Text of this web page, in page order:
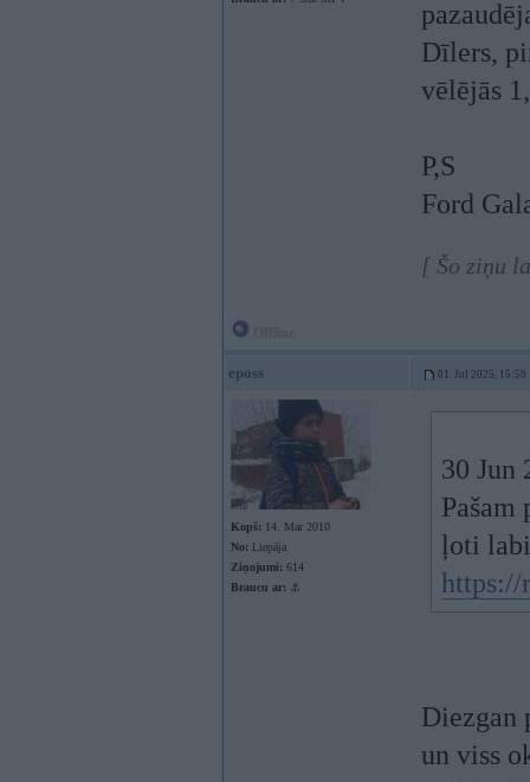
Dīlers,
vēlējās
P,S
Ford
[ Šo ziņu
eposs 01. Jul 2025, 15:59
Kopš: 14. Mar 2010
No: Liepāja
Ziņojumi: 614
Braucu ar: ⚓
30 Jun
Pašam
ļoti labi
https://
Diezgan
un viss